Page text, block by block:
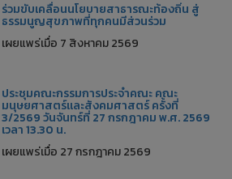
ร่วมขับเคลื่อนนโยบายสาธารณะท้องถิ่น สู่
ธรรมนูญสุขภาพที่ทุกคนมีส่วนร่วม
เผยแพร่เมื่อ 7 สิงหาคม 2569
ประชุมคณะกรรมการประจำคณะ คณะ
มนุษยศาสตร์และสังคมศาสตร์ ครั้งที่
3/2569 วันจันทร์ที่ 27 กรกฎาคม พ.ศ. 2569
เวลา 13.30 น.
เผยแพร่เมื่อ 27 กรกฎาคม 2569